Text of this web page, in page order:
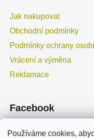
Používáme cookies,
Jak nakupovat
Obchodní podmínky
Podmínky ochrany
Vrácení a výměna
Reklamace
Facebook